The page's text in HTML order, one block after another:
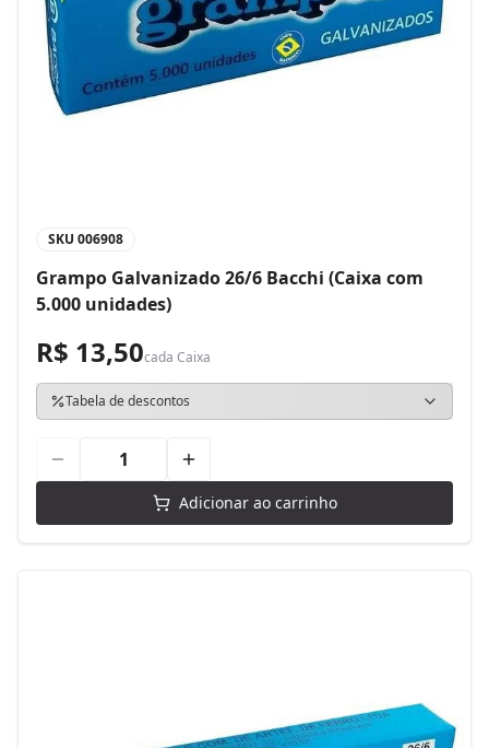
SKU 006908
Grampo Galvanizado 26/6 Bacchi (Caixa com
5.000 unidades)
R$ 13,50cada Caixa
Tabela de descontos
Adicionar ao carrinho